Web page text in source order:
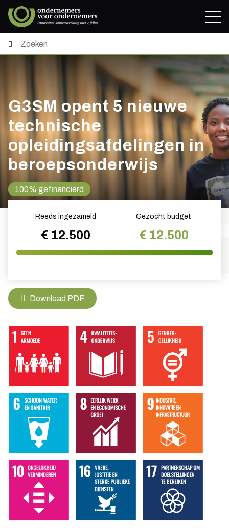
G3SM opent 5 nieuwe
technische
opleidingsafdelingen in
beroepsonderwijs
100% gefinancierd
Reeds ingezameld
€ 12.500
Gezocht budget
€ 12.500
Download PDF